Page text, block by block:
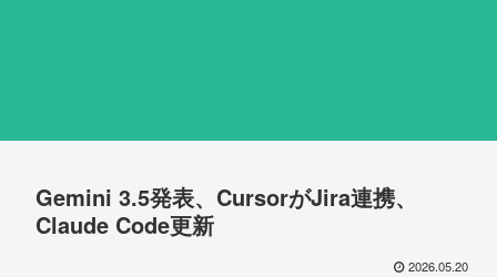
Gemini 3.5発表、CursorがJira連携、
Claude Code更新
2026.05.20